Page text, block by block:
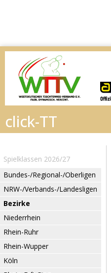
Spielklassen 2026/27
Bundes-/Regional-/Oberligen
NRW-/Verbands-/Landesligen
Bezirke
Niederrhein
Rhein-Ruhr
Rhein-Wupper
Köln